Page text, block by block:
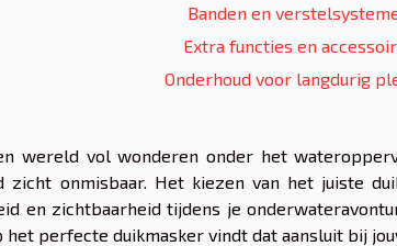
Banden en
Extra functies en
Onderhoud voor langdurig
wereld vol wonderen onder het
zicht onmisbaar. Het kiezen van het juiste
en zichtbaarheid tijdens je
het perfecte duikmasker vindt dat aansluit bij